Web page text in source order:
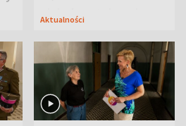
niejedyna tajemnica
Aktualności